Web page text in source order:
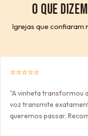
O QUE DIZEM
Igrejas que confiaram
⭐⭐⭐⭐⭐
"A vinheta transformou
voz transmite
queremos passar.